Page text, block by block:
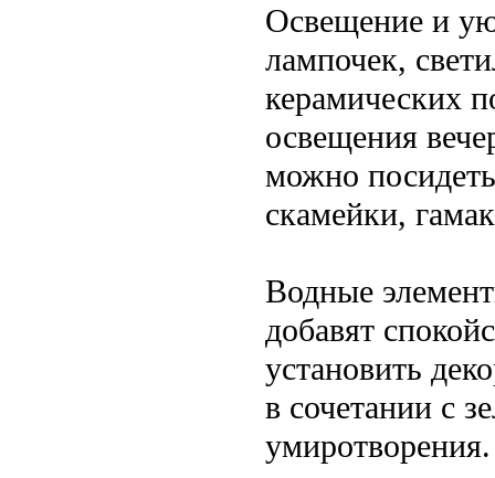
Освещение и
лампочек,
керамических
освещения
можно
скамейки,
Водные
добавят
установить
в сочетании с
умиротворения.